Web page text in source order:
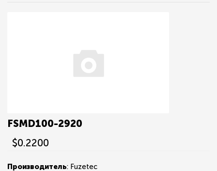
FSMD100-2920
$0.2200
Производитель: Fuzetec